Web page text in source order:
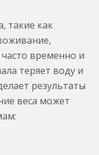
такие как
временно и
теряет воду и
результаты
веса может